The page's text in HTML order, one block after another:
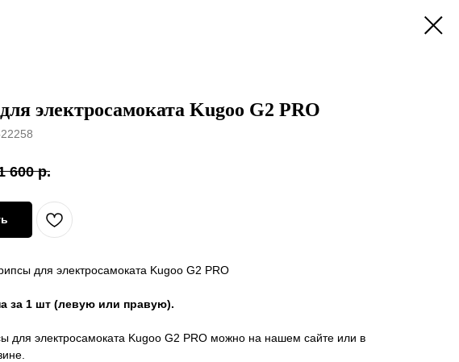
электросамоката Kugoo G2 PRO
600 р.
для электросамоката Kugoo G2 PRO
за 1 шт (левую или правую).
для электросамоката Kugoo G2 PRO можно на нашем сайте или в